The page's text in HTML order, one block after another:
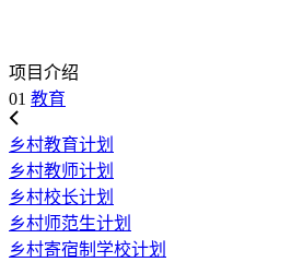
项目介绍
01 教育
乡村教育计划
乡村教师计划
乡村校长计划
乡村师范生计划
乡村寄宿制学校计划